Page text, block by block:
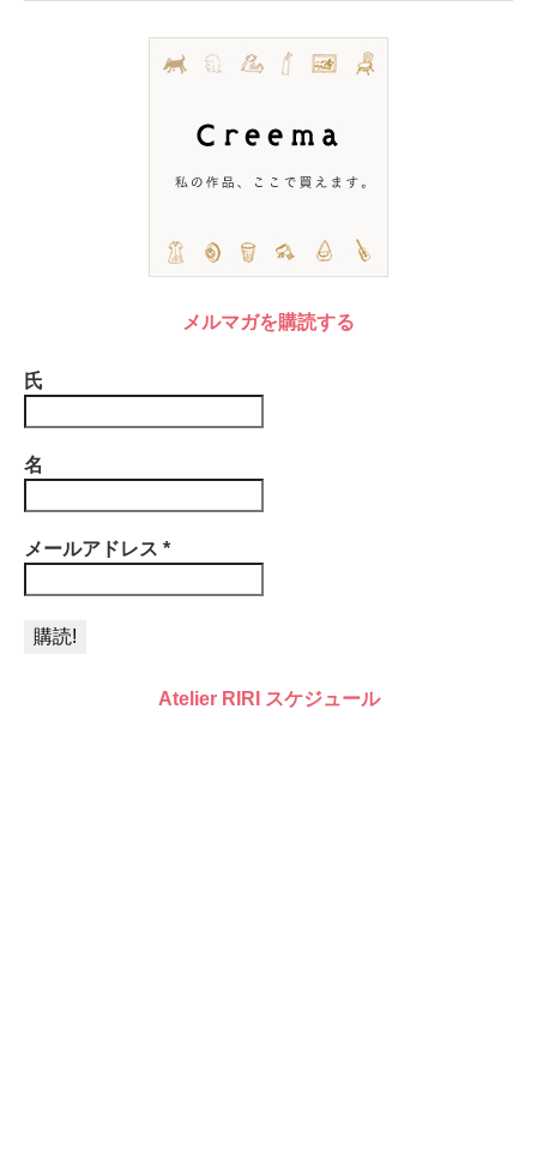
メルマガを購読する
氏
名
メールアドレス *
Atelier RIRI スケジュール